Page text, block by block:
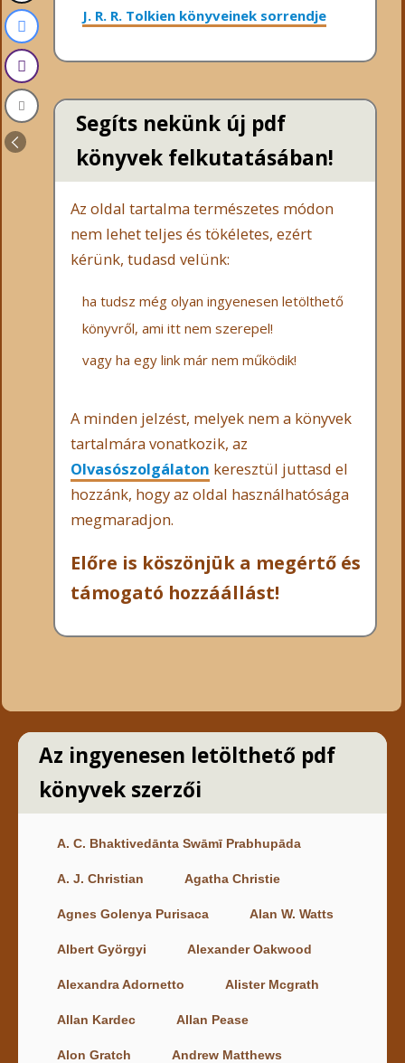
J. R. R. Tolkien könyveinek sorrendje
Segíts nekünk új pdf
könyvek felkutatásában!
Az oldal tartalma természetes módon
nem lehet teljes és tökéletes, ezért
kérünk, tudasd velünk:
ha tudsz még olyan ingyenesen letölthető
könyvről, ami itt nem szerepel!
vagy ha egy link már nem működik!
A minden jelzést, melyek nem a könyvek
tartalmára vonatkozik, az
Olvasószolgálaton keresztül juttasd el
hozzánk, hogy az oldal használhatósága
megmaradjon.
Előre is köszönjük a megértő és
támogató hozzáállást!
Az ingyenesen letölthető pdf
könyvek szerzői
A. C. Bhaktivedānta Swāmī Prabhupāda
A. J. Christian Agatha Christie
Agnes Golenya Purisaca Alan W. Watts
Albert Györgyi Alexander Oakwood
Alexandra Adornetto Alister Mcgrath
Allan Kardec Allan Pease
Alon Gratch Andrew Matthews